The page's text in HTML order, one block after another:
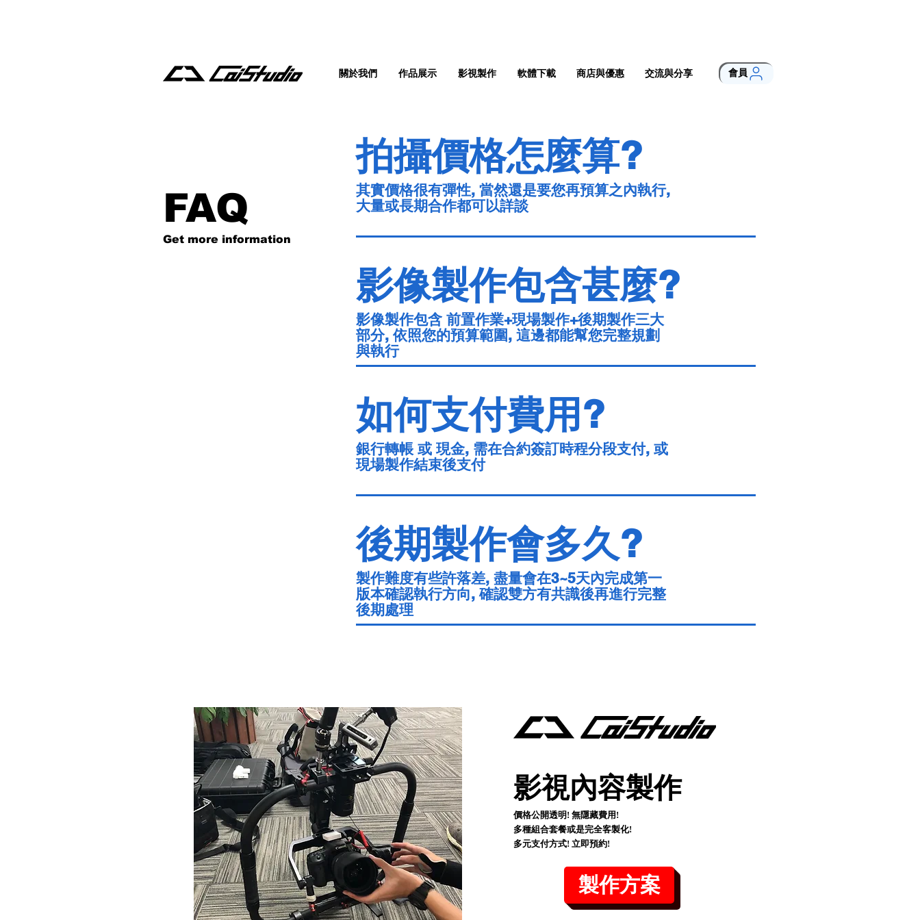
FAQ
Get more information
拍攝價格怎麼算?
其實價格很有彈性, 當然還是要您再預算之內執行,
大量或長期合作都可以詳談
影像製作包含甚麼?
影像製作包含 前置作業+現場製作+後期製作三大
部分, 依照您的預算範圍, 這邊都能幫您完整規劃
與執行
如何支付費用?
銀行轉帳 或 現金, 需在合約簽訂時程分段支付, 或
現場製作結束後支付
後期製作會多久?
製作難度有些許落差, 盡量會在3~5天內完成第一
版本確認執行方向, 確認雙方有共識後再進行完整
後期處理
影視內容製作
價格公開透明! 無隱藏費用!
​多種組合套餐或是完全客製化!
多元支付方式! 立即預約!
製作方案
關於我們 作品展示 影視製作 軟體下載 商店與優惠 交流與分享 會員